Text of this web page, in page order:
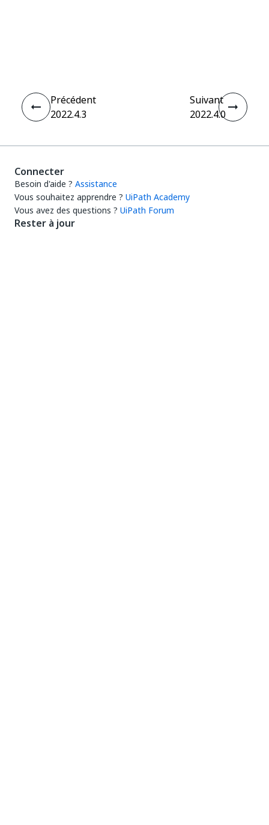
Précédent
2022.4.3
Suivant
2022.4.0
Connecter
Besoin d'aide ? Assistance
Vous souhaitez apprendre ? UiPath Academy
Vous avez des questions ? UiPath Forum
Rester à jour